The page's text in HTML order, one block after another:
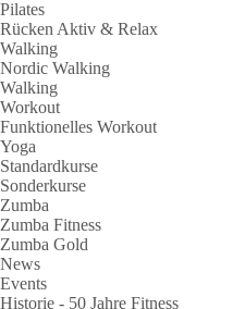
Pilates
Rücken Aktiv & Relax
Walking
Nordic Walking
Walking
Workout
Funktionelles Workout
Yoga
Standardkurse
Sonderkurse
Zumba
Zumba Fitness
Zumba Gold
News
Events
Historie - 50 Jahre Fitness